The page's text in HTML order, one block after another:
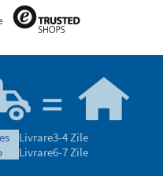
Livrare3-4 Zile
Livrare6-7 Zile